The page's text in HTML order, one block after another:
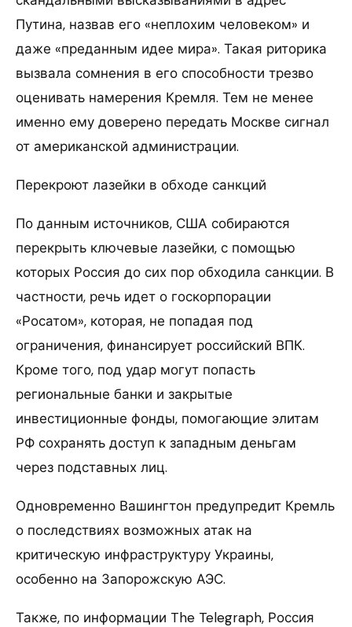
Путина, назвав его «неплохим человеком» и
даже «преданным идее мира». Такая риторика
вызвала сомнения в его способности трезво
оценивать намерения Кремля. Тем не менее
именно ему доверено передать Москве сигнал
от американской администрации.
Перекроют лазейки в обходе санкций
По данным источников, США собираются
перекрыть ключевые лазейки, с помощью
которых Россия до сих пор обходила санкции. В
частности, речь идет о госкорпорации
«Росатом», которая, не попадая под
ограничения, финансирует российский ВПК.
Кроме того, под удар могут попасть
региональные банки и закрытые
инвестиционные фонды, помогающие элитам
РФ сохранять доступ к западным деньгам
через подставных лиц.
Одновременно Вашингтон предупредит Кремль
о последствиях возможных атак на
критическую инфраструктуру Украины,
особенно на Запорожскую АЭС.
Также, по информации The Telegraph, Россия